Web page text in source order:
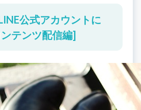
公式アカウントに
テンツ配信編]